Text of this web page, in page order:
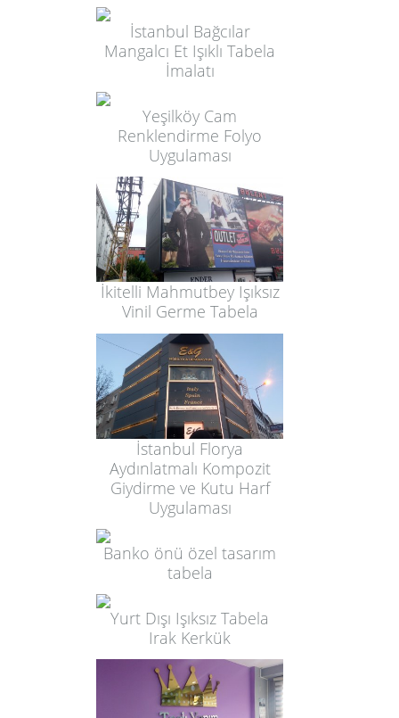
İstanbul Bağcılar
Mangalcı Et Işıklı Tabela
İmalatı
Yeşilköy Cam
Renklendirme Folyo
Uygulaması
İkitelli Mahmutbey Işıksız
Vinil Germe Tabela
İstanbul Florya
Aydınlatmalı Kompozit
Giydirme ve Kutu Harf
Uygulaması
Banko önü özel tasarım
tabela
Yurt Dışı Işıksız Tabela
Irak Kerkük